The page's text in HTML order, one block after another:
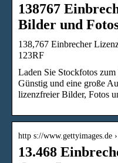
138767
Bilder und
138,767 Einbrecher
123RF
Laden Sie Stockfotos
Günstig und eine große
lizenzfreier Bilder, Fotos
http s://www.gettyimages.de
13.468